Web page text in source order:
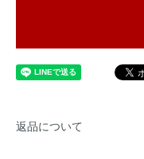
返品について